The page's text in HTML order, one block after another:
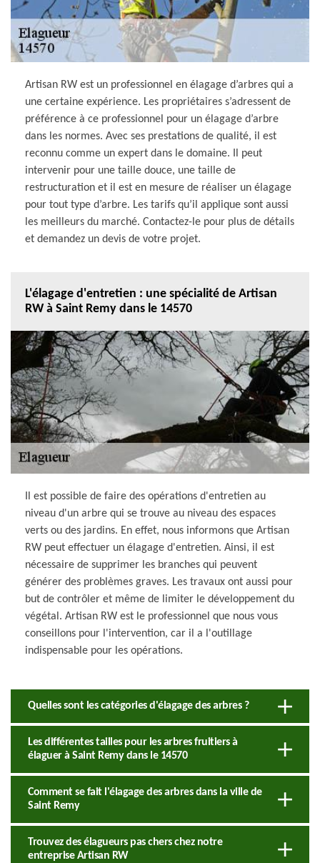
Artisan RW est un professionnel en élagage d’arbres qui a
une certaine expérience. Les propriétaires s’adressent de
préférence à ce professionnel pour un élagage d’arbre
dans les normes. Avec ses prestations de qualité, il est
reconnu comme un expert dans le domaine. Il peut
intervenir pour une taille douce, une taille de
restructuration et il est en mesure de réaliser un élagage
pour tout type d’arbre. Les tarifs qu’il applique sont aussi
les meilleurs du marché. Contactez-le pour plus de détails
et demandez un devis de votre projet.
L'élagage d'entretien : une spécialité de Artisan
RW à Saint Remy dans le 14570
Il est possible de faire des opérations d'entretien au
niveau d'un arbre qui se trouve au niveau des espaces
verts ou des jardins. En effet, nous informons que Artisan
RW peut effectuer un élagage d'entretien. Ainsi, il est
nécessaire de supprimer les branches qui peuvent
générer des problèmes graves. Les travaux ont aussi pour
but de contrôler et même de limiter le développement du
végétal. Artisan RW est le professionnel que nous vous
conseillons pour l'intervention, car il a l'outillage
indispensable pour les opérations.
Quelles sont les catégories d'élagage des arbres ?
Les différentes tailles pour les arbres fruitiers à
élaguer à Saint Remy dans le 14570
Comment se fait l'élagage des arbres dans la ville de
Saint Remy
Trouvez des élagueurs pas chers chez notre
entreprise Artisan RW